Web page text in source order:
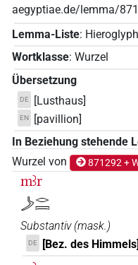
aegyptiae.de/lemma/
Lemma-Liste:
Wortklasse: Wurzel
Übersetzung
DE [Lusthaus]
EN
[pavillion]
In Beziehung stehende
Wurzel von
871292 +
mꜣr
𓌳𓂋𓇯
Substantiv (mask.)
DE [Bez. des Himmels]